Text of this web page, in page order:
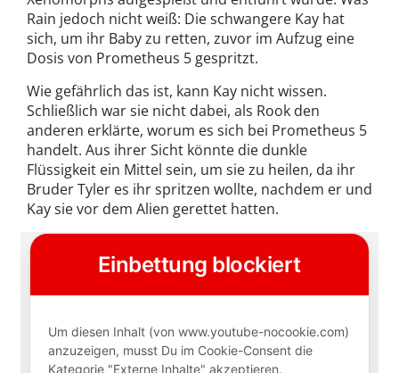
Rain jedoch nicht weiß: Die schwangere Kay hat
sich, um ihr Baby zu retten, zuvor im Aufzug eine
Dosis von Prometheus 5 gespritzt.
Wie gefährlich das ist, kann Kay nicht wissen.
Schließlich war sie nicht dabei, als Rook den
anderen erklärte, worum es sich bei Prometheus 5
handelt. Aus ihrer Sicht könnte die dunkle
Flüssigkeit ein Mittel sein, um sie zu heilen, da ihr
Bruder Tyler es ihr spritzen wollte, nachdem er und
Kay sie vor dem Alien gerettet hatten.